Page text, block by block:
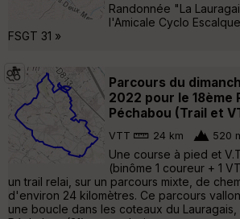
Randonnée "La
l'Amicale Cyclo
FSGT 31 »
Parcours du
2022 pour le 18ème
Péchabou (Trail et
VTT 24 km 520
Une course à pied et
(binôme 1 coureur + 1
un trail relai, sur un parcours mixte, de
d'environ 24 kilomètres. Ce parcours
une boucle dans les coteaux du